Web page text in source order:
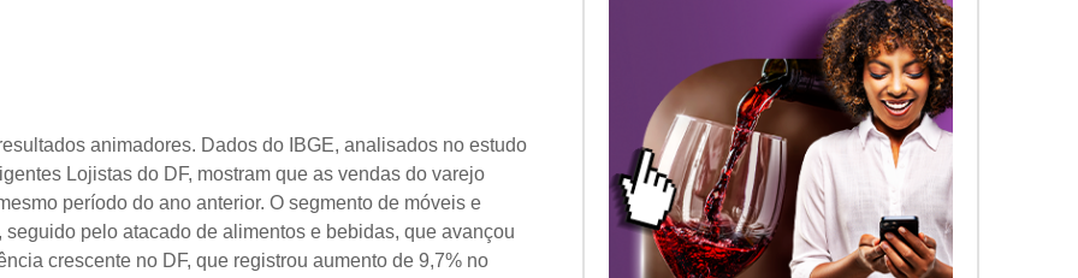
animadores. Dados do IBGE, analisados no estudo
Lojistas do DF, mostram que as vendas do varejo
período do ano anterior. O segmento de móveis e
pelo atacado de alimentos e bebidas, que avançou
crescente no DF, que registrou aumento de 9,7% no